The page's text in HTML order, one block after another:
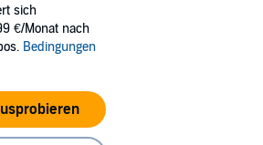
sich
€/Monat nach
Bedingungen